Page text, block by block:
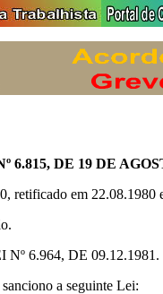
6.815, DE 19 DE
retificado em 22.08.1980
6.964, DE 09.12.1981.
a seguinte Lei: